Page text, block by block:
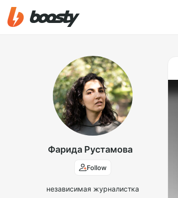
Фарида Рустамова
Follow
независимая журналистка